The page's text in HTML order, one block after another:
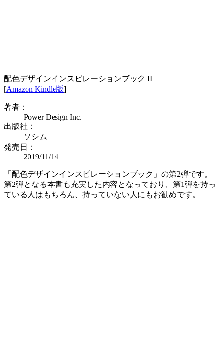
配色デザインインスピレーションブック II
[Amazon Kindle版]
著者：
Power Design Inc.
出版社：
ソシム
発売日：
2019/11/14
「配色デザインインスピレーションブック」の第2弾です。
第2弾となる本書も充実した内容となっており、第1弾を持っ
ている人はもちろん、持っていない人にもお勧めです。